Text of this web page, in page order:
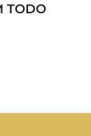
TODO